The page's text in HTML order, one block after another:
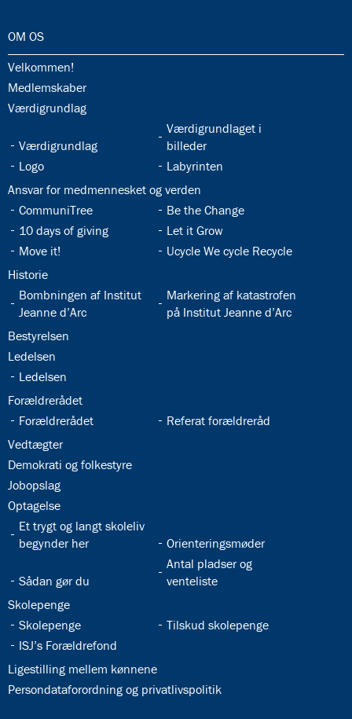
5.3:
International
profil
6.0:
ISJ
Musikskole
program
undervisere
6.3:
Tilmeldingprocedure
til
&
betingelser
7.0:
Kontakt
8.0:
Presse
9.0:
Bilingual
Department
32.0:
OM OS
32.1:
Velkommen!
32.2:
Medlemskaber
32.3:
Værdigrundlag
32.4:
Værdigrundlag
32.5:
Værdigrundlaget i
billeder
32.6:
Logo 32.7:
Labyrinten
32.8:
Ansvar for medmennesket og verden
32.9:
CommuniTree 32.10:
Be the Change
32.11:
10 days of giving 32.12:
Let it Grow
32.13:
Move it! 32.14:
Ucycle We cycle Recycle
32.15:
Historie
32.16:
Bombningen af Institut
Jeanne d’Arc
32.17:
Markering af katastrofen
på Institut Jeanne d’Arc
32.18:
Bestyrelsen
32.19:
Ledelsen
32.20:
Ledelsen
32.21:
Forældrerådet
32.22:
Forældrerådet 32.23:
Referat forældreråd
32.24:
Vedtægter
32.25:
Demokrati og folkestyre
32.26:
Jobopslag
32.27:
Optagelse
32.28:
Et trygt og langt skoleliv
begynder her
32.29:
Orienteringsmøder
32.30:
Sådan gør du
32.31:
Antal pladser og
venteliste
32.32:
Skolepenge
32.33:
Skolepenge 32.34:
Tilskud skolepenge
32.35:
ISJ’s Forældrefond
32.36:
Ligestilling mellem kønnene
32.37:
Persondataforordning og privatlivspolitik